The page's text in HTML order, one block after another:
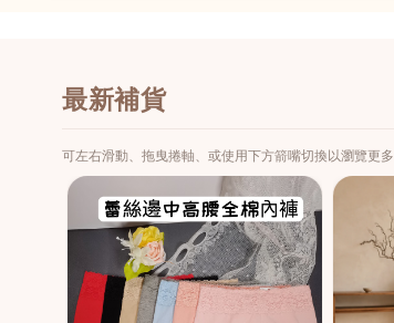
最新補貨
可左右滑動、拖曳捲軸、或使用下方箭嘴切換以瀏覽更多